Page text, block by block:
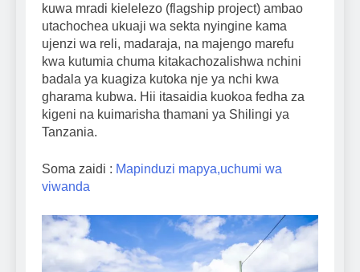
kuwa mradi kielelezo (flagship project) ambao
utachochea ukuaji wa sekta nyingine kama
ujenzi wa reli, madaraja, na majengo marefu
kwa kutumia chuma kitakachozalishwa nchini
badala ya kuagiza kutoka nje ya nchi kwa
gharama kubwa. Hii itasaidia kuokoa fedha za
kigeni na kuimarisha thamani ya Shilingi ya
Tanzania.
Soma zaidi : Mapinduzi mapya,uchumi wa
viwanda